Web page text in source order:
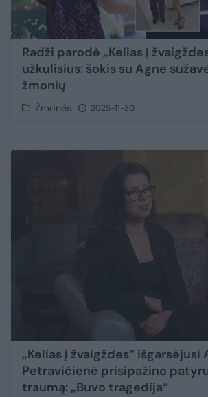
Radži parodė „Kelias į
užkulisius: šokis su Agne
žmonių
Žmonės 2025-11-30
„Kelias į žvaigždes“ išgarsėjusi
Petravičienė prisipažino
traumą: „Buvo tragedija“